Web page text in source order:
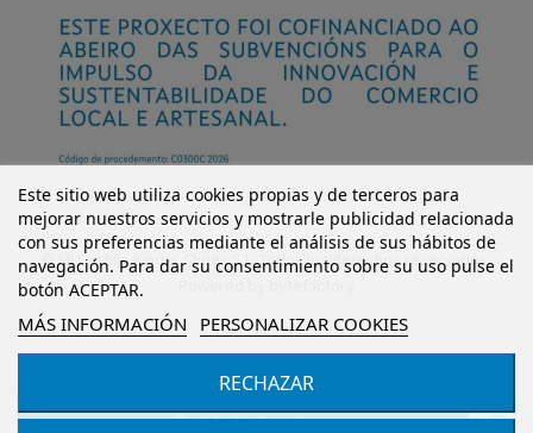
Añadir al carrito
Este sitio web utiliza cookies propias y de terceros para
mejorar nuestros servicios y mostrarle publicidad relacionada
con sus preferencias mediante el análisis de sus hábitos de
navegación. Para dar su consentimiento sobre su uso pulse el
botón ACEPTAR.
MÁS INFORMACIÓN PERSONALIZAR COOKIES
RECHAZAR
© Mi Castillo Kinder Shoes S.L. Todos los derechos reservados.